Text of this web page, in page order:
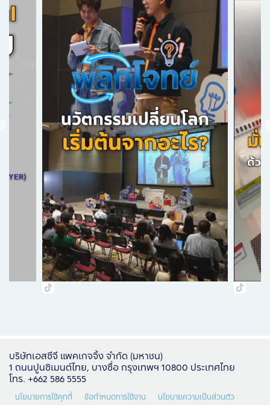
บริษัทเอสซีจี แพคเกจจิ้ง จำกัด (มหาชน)
1 ถนนปูนซิเมนต์ไทย, บางซื่อ กรุงเทพฯ 10800 ประเทศไทย
โทร. +662 586 5555
นโยบายการใช้คุกกี้ ข้อกำหนดการใช้งาน
นโยบายความเป็นส่วนตัว